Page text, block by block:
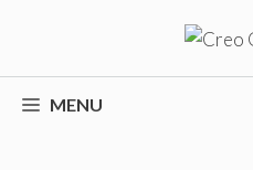
o
conteúdoMENU